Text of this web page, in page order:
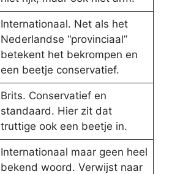
Internationaal. Net als het
Nederlandse “provinciaal”
betekent het bekrompen en
een beetje conservatief.
Brits. Conservatief en
standaard. Hier zit dat
truttige ook een beetje in.
Internationaal maar geen heel
bekend woord. Verwijst naar